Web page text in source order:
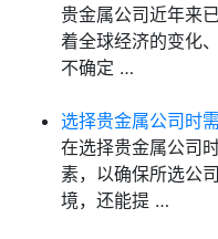
贵金属公司近年来
着全球经济的变化
不确定 …
选择贵金属公司时
在选择贵金属公司
素，以确保所选公
境，还能提 …